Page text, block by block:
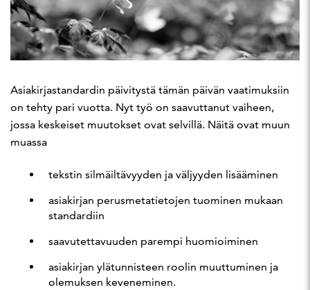
Asiakirjastandardin päivitystä tämän päivän vaatimuksiin
on tehty pari vuotta. Nyt työ on saavuttanut vaiheen,
jossa keskeiset muutokset ovat selvillä. Näitä ovat muun
muassa
tekstin silmäiltävyyden ja väljyyden lisääminen
asiakirjan perusmetatietojen tuominen mukaan
standardiin
saavutettavuuden parempi huomioiminen
asiakirjan ylätunnisteen roolin muuttuminen ja
olemuksen keveneminen.